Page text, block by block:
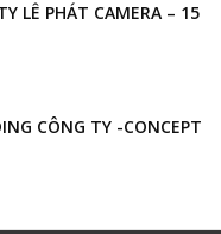
LÊ PHÁT CAMERA – 15
CÔNG TY -CONCEPT